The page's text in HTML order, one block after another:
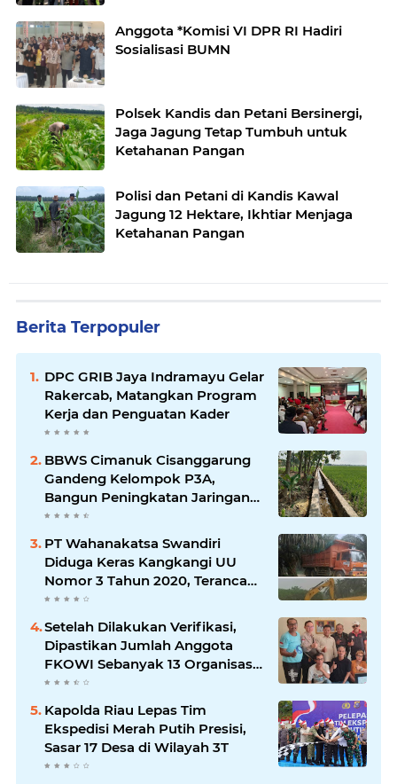
81,Hadirkan Senyuman
Anggota *Komisi VI DPR RI Hadiri
Sosialisasi BUMN
Polsek Kandis dan Petani Bersinergi,
Jaga Jagung Tetap Tumbuh untuk
Ketahanan Pangan
Polisi dan Petani di Kandis Kawal
Jagung 12 Hektare, Ikhtiar Menjaga
Ketahanan Pangan
Berita Terpopuler
DPC GRIB Jaya Indramayu Gelar
Rakercab, Matangkan Program
Kerja dan Penguatan Kader
BBWS Cimanuk Cisanggarung
Gandeng Kelompok P3A,
Bangun Peningkatan Jaringan
Irigasi untuk Dukung
Ketahanan Pangan
PT Wahanakatsa Swandiri
Diduga Keras Kangkangi UU
Nomor 3 Tahun 2020, Terancam
Pidana Dan Denda
Setelah Dilakukan Verifikasi,
Dipastikan Jumlah Anggota
FKOWI Sebanyak 13 Organisasi
Wartawan Sekabupaten
Indramayu
Kapolda Riau Lepas Tim
Ekspedisi Merah Putih Presisi,
Sasar 17 Desa di Wilayah 3T